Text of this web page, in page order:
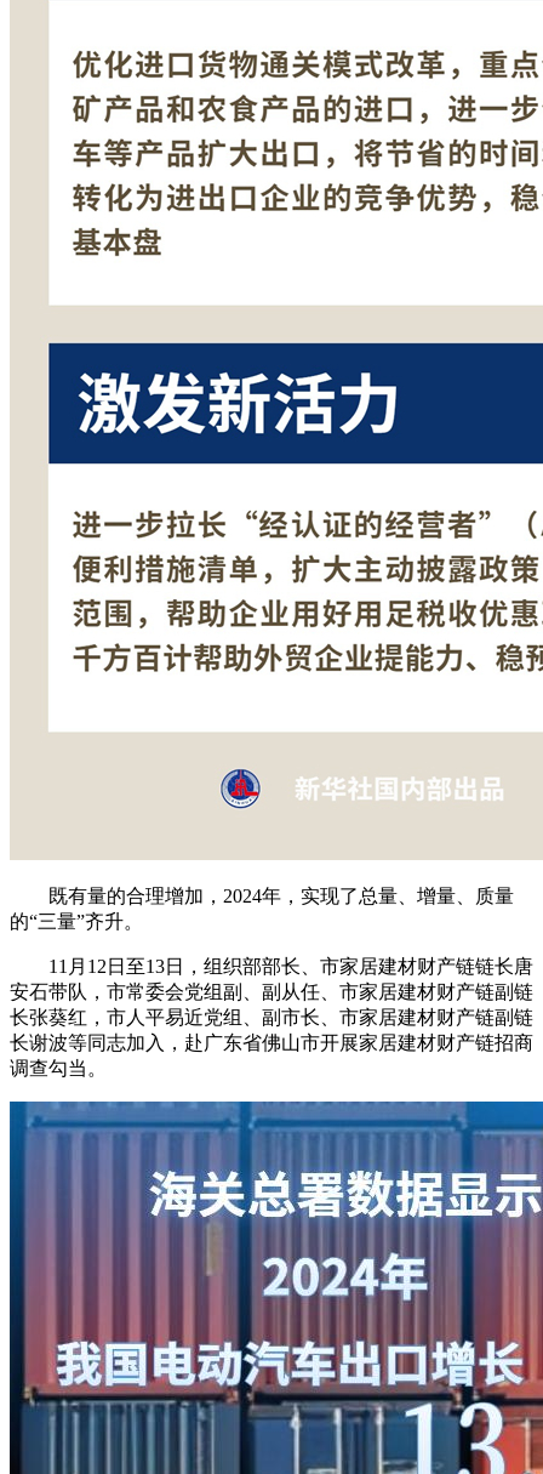
既有量的合理增加，2024年，实现了总量、增量、质量
的“三量”齐升。
11月12日至13日，组织部部长、市家居建材财产链链长唐
安石带队，市常委会党组副、副从任、市家居建材财产链副链
长张葵红，市人平易近党组、副市长、市家居建材财产链副链
长谢波等同志加入，赴广东省佛山市开展家居建材财产链招商
调查勾当。